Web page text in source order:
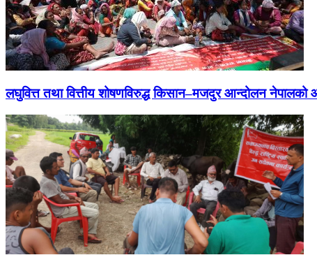
लघुवित्त तथा वित्तीय शोषणविरुद्ध किसान–मजदुर आन्दोलन नेपालको